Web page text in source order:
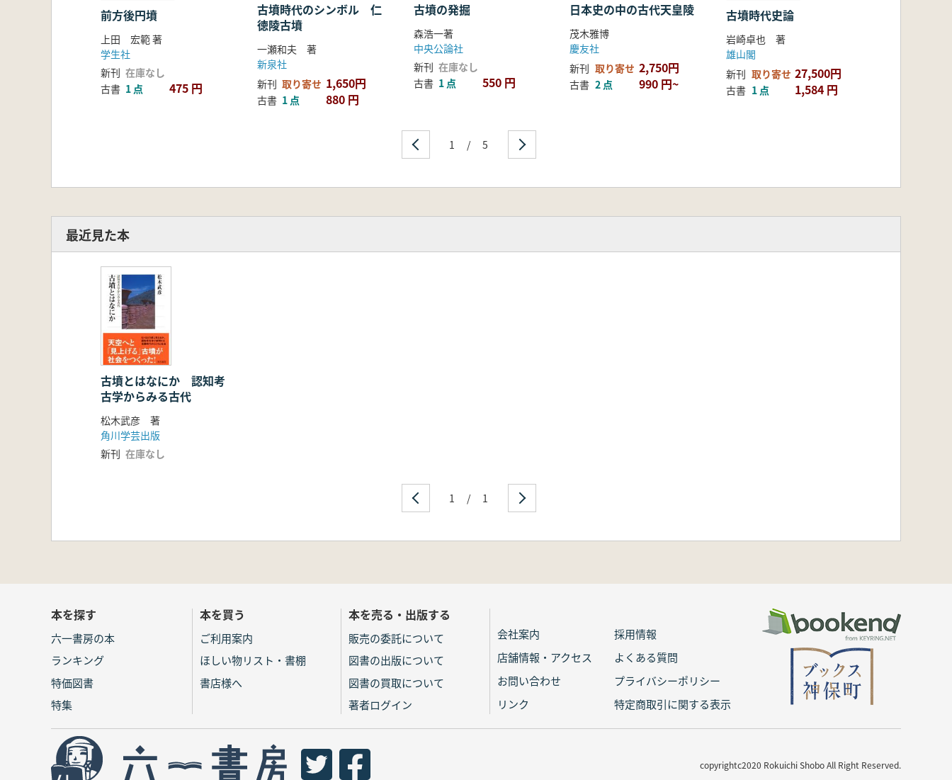
前方後円墳
上田 宏範 著
学生社
新刊 在庫なし
古書 1 点 475 円
古墳時代のシンボル 仁
徳陵古墳
一瀬和夫 著
新泉社
新刊 取り寄せ 1,650円
古書 1 点 880 円
古墳の発掘
森浩一著
中央公論社
新刊 在庫なし
古書 1 点 550 円
日本史の中の古代天皇陵
茂木雅博
慶友社
新刊 取り寄せ 2,750円
古書 2 点 990 円~
古墳時代史論
岩崎卓也 著
雄山閣
新刊 取り寄せ 27,500円
古書 1 点 1,584 円
1 / 5
最近見た本
古墳とはなにか 認知考
古学からみる古代
松木武彦 著
角川学芸出版
新刊 在庫なし
1 / 1
本を探す
六一書房の本
ランキング
特価図書
特集
本を買う
ご利用案内
ほしい物リスト・書棚
書店様へ
本を売る・出版する
販売の委託について
図書の出版について
図書の買取について
著者ログイン
会社案内
採用情報
店舗情報・アクセス
よくある質問
お問い合わせ
プライバシーポリシー
リンク
特定商取引に関する表示
copyrightc2020 Rokuichi Shobo All Right Reserved.